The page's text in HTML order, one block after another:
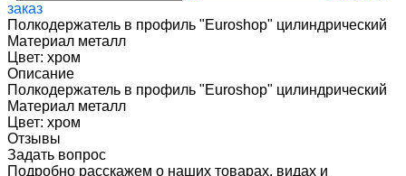
заказ
Полкодержатель в профиль "Euroshop" цилиндрический
Материал металл
Цвет: хром
Описание
Полкодержатель в профиль "Euroshop" цилиндрический
Материал металл
Цвет: хром
Отзывы
Задать вопрос
Подробно расскажем о наших товарах, видах и